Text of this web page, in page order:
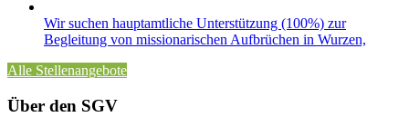
Wir suchen hauptamtliche Unterstützung (100%) zur
Begleitung von missionarischen Aufbrüchen in Wurzen,
Alle Stellenangebote
Über den SGV